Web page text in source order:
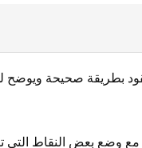
بطريقة صحيحة ويوضح
مع وضع بعض النقاط